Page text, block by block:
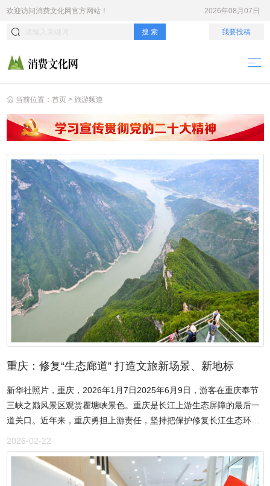
欢迎访问消费文化网官方网站！ 2026年08月07日
搜 索 我要投稿
当前位置： 首页 > 旅游频道
重庆：修复“生态廊道” 打造文旅新场景、新地标
新华社照片，重庆，2026年1月7日2025年6月9日，游客在重庆奉节
三峡之巅风景区观赏瞿塘峡景色。重庆是长江上游生态屏障的最后一
道关口。近年来，重庆勇担上游责任，坚持把保护修复长江生态环境
有效发挥沿江岸线生态廊道功能，并依托生态修复成果，打造出众多
文旅新场景、新地标，有效激发文旅融合新活力，提升群众幸福感、
获得感和生活品质。新华社记者 王全超 摄
2026-02-22